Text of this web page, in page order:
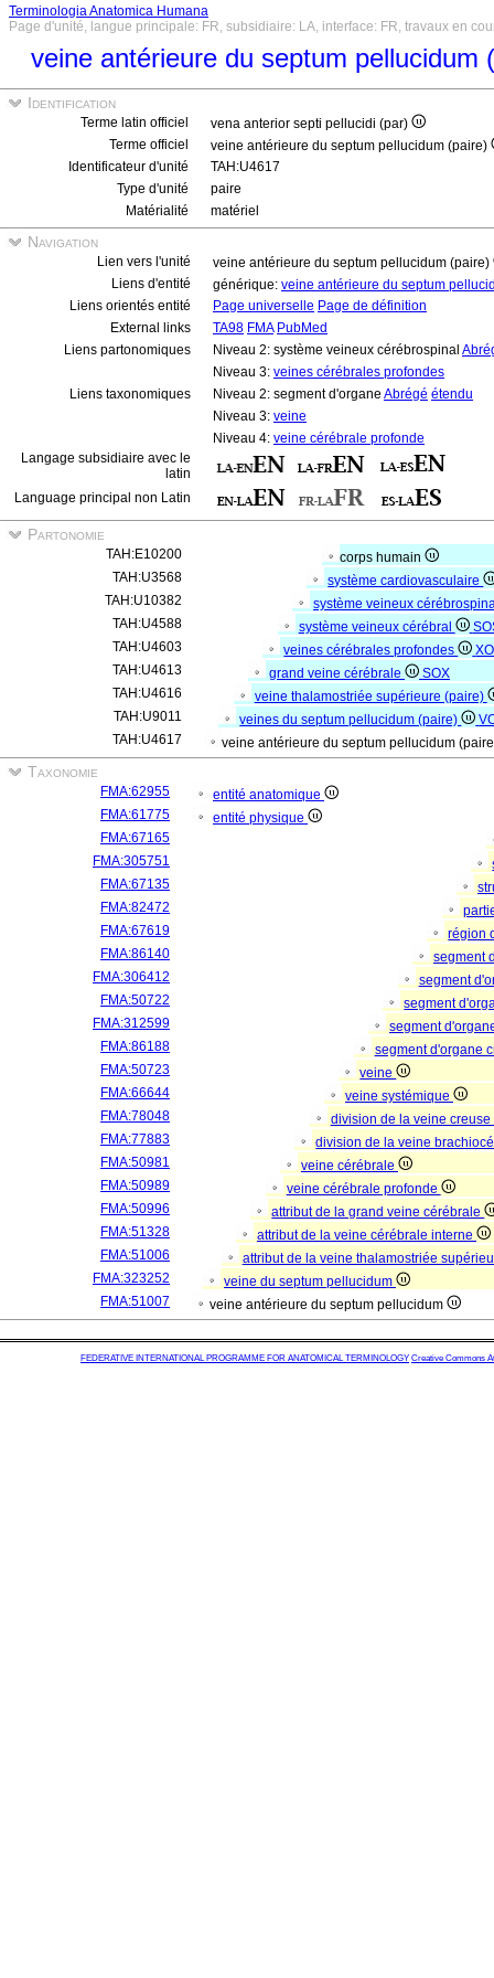
Terminologia Anatomica Humana
Page d'unité, langue principale: FR, subsidiaire: LA, interface: FR, travaux en
veine antérieure du septum pellucidum
Identification
Terme latin officiel
vena anterior septi pellucidi (par)
Terme officiel
veine antérieure du septum pellucidum (paire)
Identificateur d'unité
TAH:U4617
Type d'unité
paire
Matérialité
matériel
Navigation
Lien vers l'unité
veine antérieure du septum pellucidum (paire)
Liens d'entité
générique: veine antérieure du septum
Liens orientés entité
Page universelle Page de définition
External links
TA98 FMA PubMed
Liens partonomiques
Niveau 2: système veineux cérébrospinal
Niveau 3: veines cérébrales profondes
Liens taxonomiques
Niveau 2: segment d'organe Abrégé étendu
Niveau 3: veine
Niveau 4: veine cérébrale profonde
Langage subsidiaire avec le
latin
Language principal non Latin
Partonomie
TAH:E10200
corps humain
TAH:U3568
système cardiovasculaire
TAH:U10382
système veineux
TAH:U4588
système veineux cérébral
TAH:U4603
veines cérébrales profondes
TAH:U4613
grand veine cérébrale
SOX
TAH:U4616
veine thalamostriée supérieure (paire)
TAH:U9011
veines du septum pellucidum (paire)
TAH:U4617
veine antérieure du septum pellucidum
Taxonomie
FMA:62955
entité anatomique
FMA:61775
entité physique
FMA:67165
FMA:305751
FMA:67135
FMA:82472
FMA:67619
région
FMA:86140
segment
FMA:306412
segment
FMA:50722
segment
FMA:312599
segment
FMA:86188
segment d'organe
FMA:50723
veine
FMA:66644
veine systémique
FMA:78048
division de la veine
FMA:77883
division de la veine
FMA:50981
veine cérébrale
FMA:50989
veine cérébrale profonde
FMA:50996
attribut de la grand veine cérébrale
FMA:51328
attribut de la veine cérébrale interne
FMA:51006
attribut de la veine thalamostriée
FMA:323252
veine du septum pellucidum
FMA:51007
veine antérieure du septum pellucidum
FEDERATIVE INTERNATIONAL PROGRAMME FOR ANATOMICAL TERMINOLOGY Creative Commons